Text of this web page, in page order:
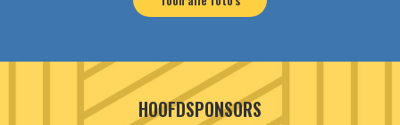
HOOFDSPONSORS